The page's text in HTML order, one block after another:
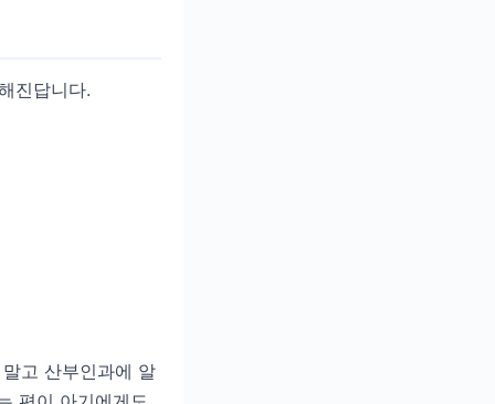
진답니다.
고 산부인과에 알